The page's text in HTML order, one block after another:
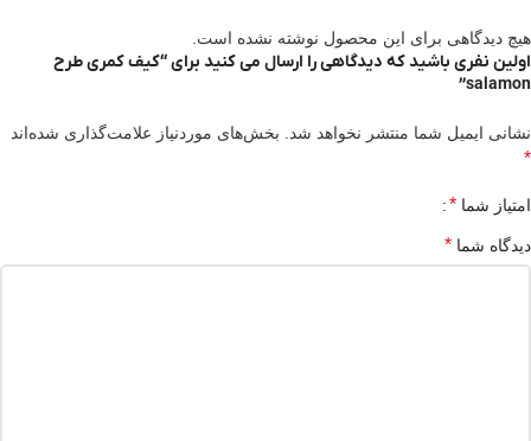
هیچ دیدگاهی برای این محصول نوشته نشده است.
اولین نفری باشید که دیدگاهی را ارسال می کنید برای “کیف کمری طرح
salamon”
نشانی ایمیل شما منتشر نخواهد شد. بخش‌های موردنیاز علامت‌گذاری شده‌اند
*
امتیاز شما *
دیدگاه شما *